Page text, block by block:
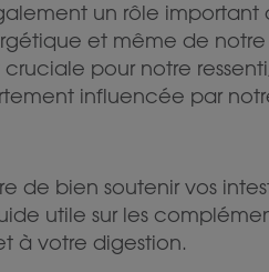
un rôle important
et même de
pour notre
influencée par
de bien soutenir vos
utile sur les
à votre digestion.